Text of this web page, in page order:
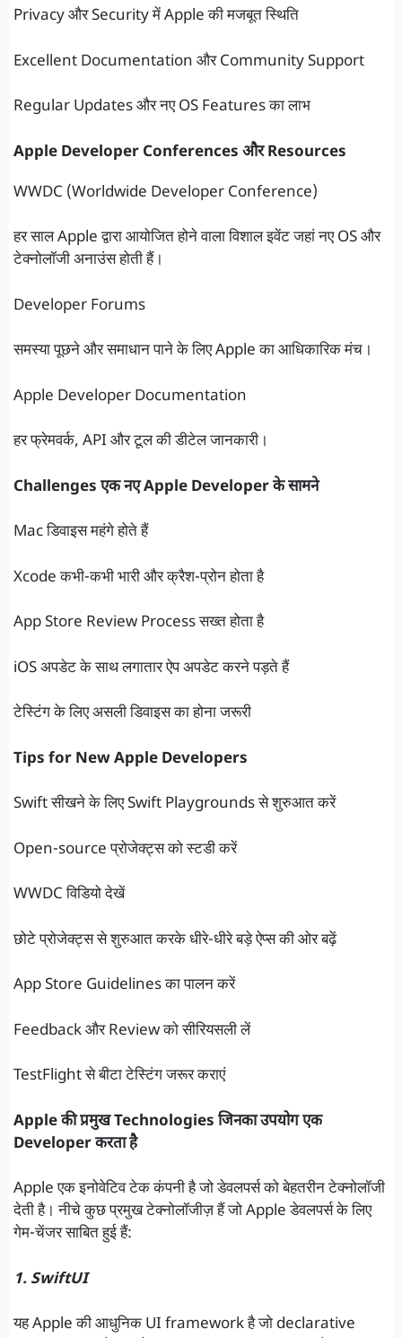
Privacy और Security में Apple की मजबूत स्थिति
Excellent Documentation और Community Support
Regular Updates और नए OS Features का लाभ
Apple Developer Conferences और Resources
WWDC (Worldwide Developer Conference)
हर साल Apple द्वारा आयोजित होने वाला विशाल इवेंट जहां नए OS और
टेक्नोलॉजी अनाउंस होती हैं।
Developer Forums
समस्या पूछने और समाधान पाने के लिए Apple का आधिकारिक मंच।
Apple Developer Documentation
हर फ्रेमवर्क, API और टूल की डीटेल जानकारी।
Challenges एक नए Apple Developer के सामने
Mac डिवाइस महंगे होते हैं
Xcode कभी-कभी भारी और क्रैश-प्रोन होता है
App Store Review Process सख्त होता है
iOS अपडेट के साथ लगातार ऐप अपडेट करने पड़ते हैं
टेस्टिंग के लिए असली डिवाइस का होना जरूरी
Tips for New Apple Developers
Swift सीखने के लिए Swift Playgrounds से शुरुआत करें
Open-source प्रोजेक्ट्स को स्टडी करें
WWDC विडियो देखें
छोटे प्रोजेक्ट्स से शुरुआत करके धीरे-धीरे बड़े ऐप्स की ओर बढ़ें
App Store Guidelines का पालन करें
Feedback और Review को सीरियसली लें
TestFlight से बीटा टेस्टिंग जरूर कराएं
Apple की प्रमुख Technologies जिनका उपयोग एक
Developer करता है
Apple एक इनोवेटिव टेक कंपनी है जो डेवलपर्स को बेहतरीन टेक्नोलॉजी
देती है। नीचे कुछ प्रमुख टेक्नोलॉजीज़ हैं जो Apple डेवलपर्स के लिए
गेम-चेंजर साबित हुई हैं:
1. SwiftUI
यह Apple की आधुनिक UI framework है जो declarative